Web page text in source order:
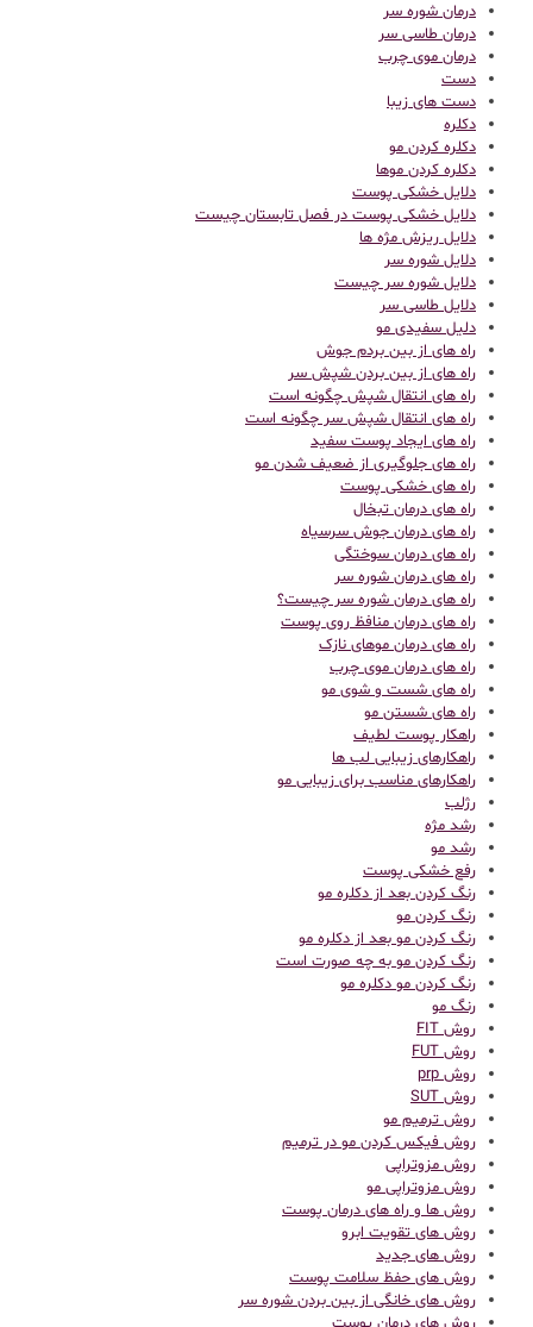
درمان شوره سر
درمان طاسی سر
درمان موی چرب
دست
دست های زیبا
دکلره
دکلره کردن مو
دکلره کردن موها
دلایل خشکی پوست
دلایل خشکی پوست در فصل تابستان چیست
دلایل ریزش مژه ها
دلایل شوره سر
دلایل شوره سر چیست
دلایل طاسی سر
دلیل سفیدی مو
راه های از بین بردم جوش
راه های از بین بردن شپش سر
راه های انتقال شپش چگونه است
راه های انتقال شپش سر چگونه است
راه های ایجاد پوست سفید
راه های جلوگیری از ضعیف شدن مو
راه های خشکی پوست
راه های درمان تبخال
راه های درمان جوش سرسیاه
راه های درمان سوختگی
راه های درمان شوره سر
راه های درمان شوره سر چیست؟
راه های درمان منافظ روی پوست
راه های درمان موهای نازک
راه های درمان موی چرب
راه های شست و شوی مو
راه های شستن مو
راهکار پوست لطیف
راهکارهای زیبایی لب ها
راهکارهای مناسب برای زیبایی مو
رژلب
رشد مژه
رشد مو
رفع خشکی پوست
رنگ کردن بعد از دکلره مو
رنگ کردن مو
رنگ کردن مو بعد از دکلره مو
رنگ کردن مو به چه صورت است
رنگ کردن مو دکلره مو
رنگ مو
روش FIT
روش FUT
روش prp
روش SUT
روش ترمیم مو
روش فیکس کردن مو در ترمیم
روش مزوتراپی
روش مزوتراپی مو
روش ها و راه های درمان پوست
روش های تقویت ابرو
روش های جدید
روش های حفظ سلامت پوست
روش های خانگی از بین بردن شوره سر